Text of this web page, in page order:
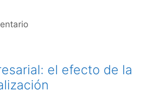
el efecto de la